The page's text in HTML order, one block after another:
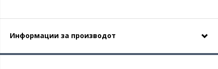
Информации за производот